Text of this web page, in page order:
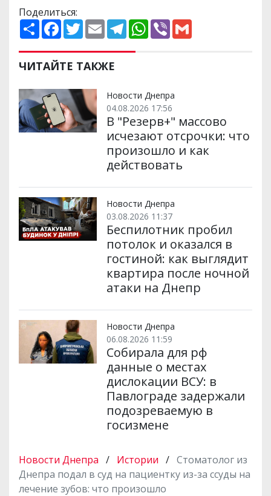
Поделиться:
П
о
и
р
и
и
F
a
e
b
o
k
T
w
t
t
e
E
m
i
l
T
e
e
m
W
h
p
V
ЧИТАЙТЕ ТАКЖЕ
Новости Днепра
04.08.2026 17:56
В "Резерв+" массово
исчезают отсрочки: что
произошло и как
действовать
Новости Днепра
03.08.2026 11:37
Беспилотник пробил
потолок и оказался в
гостиной: как выглядит
квартира после ночной
атаки на Днепр
Новости Днепра
06.08.2026 11:59
Собирала для рф
данные о местах
дислокации ВСУ: в
Павлограде задержали
подозреваемую в
госизмене
Новости Днепра / Истории / Стоматолог из
Днепра подал в суд на пациентку из-за ссуды на
лечение зубов: что произошло